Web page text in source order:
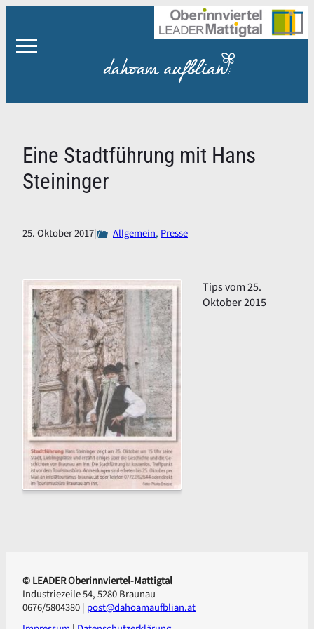
springen
Eine Stadtführung mit Hans
Steininger
25. Oktober 2017| Allgemein, Presse
Tips vom 25.
Oktober 2015
© LEADER Oberinnviertel-Mattigtal
Industriezeile 54, 5280 Braunau
0676/5804380 | post@dahoamaufblian.at